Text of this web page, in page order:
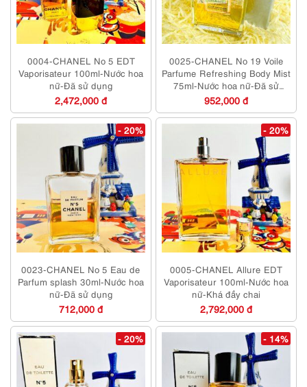
0004-CHANEL No 5 EDT
Vaporisateur 100ml-Nước hoa
nữ-Đã sử dụng
2,472,000 đ
0025-CHANEL No 19 Voile
Parfume Refreshing Body Mist
75ml-Nước hoa nữ-Đã sử
dụng
952,000 đ
- 20%
0023-CHANEL No 5 Eau de
Parfum splash 30ml-Nước hoa
nữ-Đã sử dụng
712,000 đ
- 20%
0005-CHANEL Allure EDT
Vaporisateur 100ml-Nước hoa
nữ-Khá đầy chai
2,792,000 đ
- 20% - 14%